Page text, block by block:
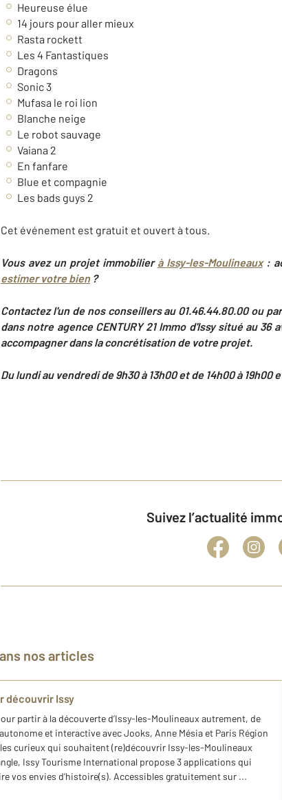
Heureuse élue
14 jours pour aller mieux
Rasta rockett
Les 4 Fantastiques
Dragons
Sonic 3
Mufasa le roi lion
Blanche neige
Le robot sauvage
Vaiana 2
En fanfare
Blue et compagnie
Les bads guys 2
Cet événement est gratuit et ouvert à tous.
Vous avez un projet immobilier à Issy-les-Moulineaux :
estimer votre bien?
Contactez l'un de nos conseillers au 01.46.44.80.00 ou
dans notre agence CENTURY 21 Immo d'Issy situé au 36
accompagner dans la concrétisation de votre projet.
Du lundi au vendredi de 9h30 à 13h00 et de 14h00 à 19h00
Suivez l’actualité
nos articles
découvrir Issy
partir à la découverte d’Issy-les-Moulineaux autrement, de
et interactive avec Jooks, Anne Mésia et Paris Région
curieux qui souhaitent (re)découvrir Issy-les-Moulineaux
Issy Tourisme International propose 3 applications qui
vos envies d’histoire(s). Accessibles gratuitement sur ...